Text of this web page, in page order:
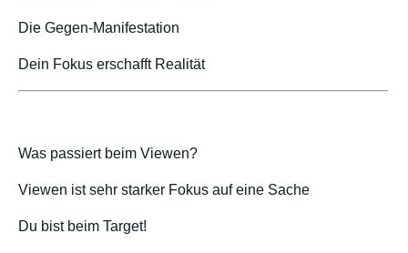
Die Gegen-Manifestation
Dein Fokus erschafft Realität
Was passiert beim Viewen?
Viewen ist sehr starker Fokus auf eine Sache
Du bist beim Target!